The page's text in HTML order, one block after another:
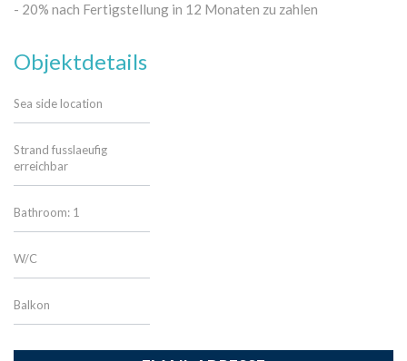
- 20% nach Fertigstellung in 12 Monaten zu zahlen
Objektdetails
Sea side location
Strand fusslaeufig
erreichbar
Bathroom: 1
W/C
Balkon